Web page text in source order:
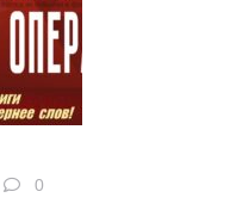
0